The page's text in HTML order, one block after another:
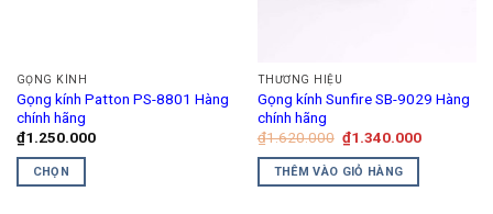
GỌNG KÍNH
Gọng kính Patton PS-8801 Hàng
chính hãng
₫1.250.000
CHỌN
THƯƠNG HIỆU
Gọng kính Sunfire SB-9029 Hàng
chính hãng
₫1.620.000 Giá
gốc
là:
₫1.620.000.
₫1.340.000Giá
THÊM VÀO GIỎ HÀNG